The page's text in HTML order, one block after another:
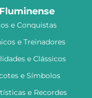
e Conquistas
e Treinadores
e Clássicos
e Símbolos
e Recordes